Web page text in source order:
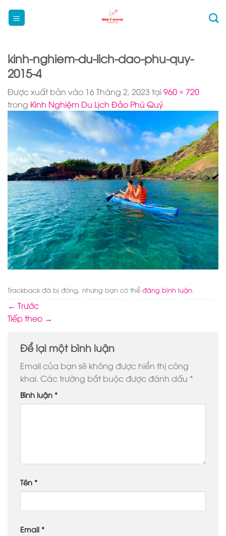
qua
kinh-nghiem-du-lich-dao-phu-quy-
2015-4
Được xuất bản vào 16 Tháng 2, 2023 tại 960 × 720
trong Kinh Nghiệm Du Lịch Đảo Phú Quý
Trackback đã bị đóng, nhưng bạn có thể đăng bình luận.
← Trước
Tiếp theo →
Để lại một bình luận
Email của bạn sẽ không được hiển thị công
khai. Các trường bắt buộc được đánh dấu *
Bình luận *
Tên *
Email *